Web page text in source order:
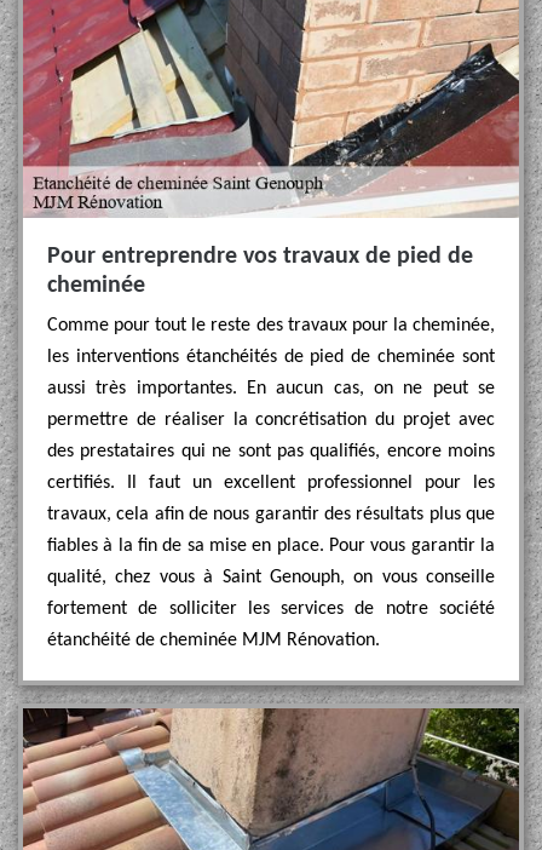
Pour entreprendre vos travaux de pied de
cheminée
Comme pour tout le reste des travaux pour la cheminée,
les interventions étanchéités de pied de cheminée sont
aussi très importantes. En aucun cas, on ne peut se
permettre de réaliser la concrétisation du projet avec
des prestataires qui ne sont pas qualifiés, encore moins
certifiés. Il faut un excellent professionnel pour les
travaux, cela afin de nous garantir des résultats plus que
fiables à la fin de sa mise en place. Pour vous garantir la
qualité, chez vous à Saint Genouph, on vous conseille
fortement de solliciter les services de notre société
étanchéité de cheminée MJM Rénovation.